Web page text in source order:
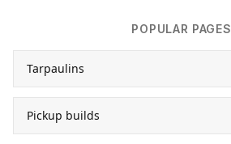
POPULAR PAGES
Tarpaulins
Pickup builds